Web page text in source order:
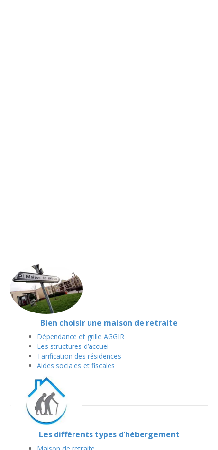
Bien choisir une maison de retraite
Dépendance et grille AGGIR
Les structures d’accueil
Tarification des résidences
Aides sociales et fiscales
Les différents types d’hébergement